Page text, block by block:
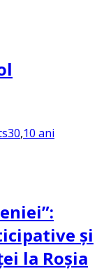
,10 ani
și
la Roșia